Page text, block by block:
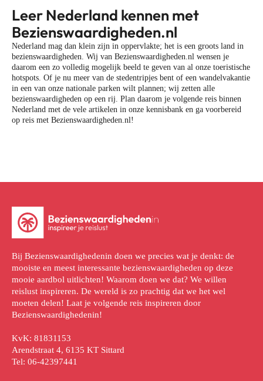
Leer Nederland kennen met
Bezienswaardigheden.nl
Nederland mag dan klein zijn in oppervlakte; het is een groots land in
bezienswaardigheden. Wij van Bezienswaardigheden.nl wensen je
daarom een zo volledig mogelijk beeld te geven van al onze toeristische
hotspots. Of je nu meer van de stedentripjes bent of een wandelvakantie
in een van onze nationale parken wilt plannen; wij zetten alle
bezienswaardigheden op een rij. Plan daarom je volgende reis binnen
Nederland met de vele artikelen in onze kennisbank en ga voorbereid
op reis met Bezienswaardigheden.nl!
Bij Bezienswaardighedenin doen we precies wat je denkt: de
mooiste en meest interessante bezienswaardigheden op deze
mooie aardbol uitlichten! Waarom doen we dat? We willen
reislust inspireren. De wereld is zo prachtig dat we het wel
moeten delen! Laat je volgende reis inspireren door
Bezienswaardighedenin!
KvK: 81831153
Arendstraat 4, 6135 KT Sittard
Tel: 06-42397441